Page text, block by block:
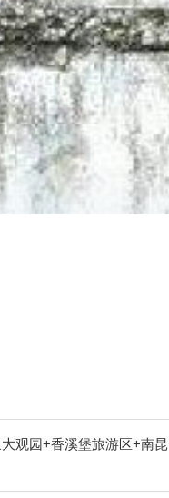
观园+香溪堡旅游区+